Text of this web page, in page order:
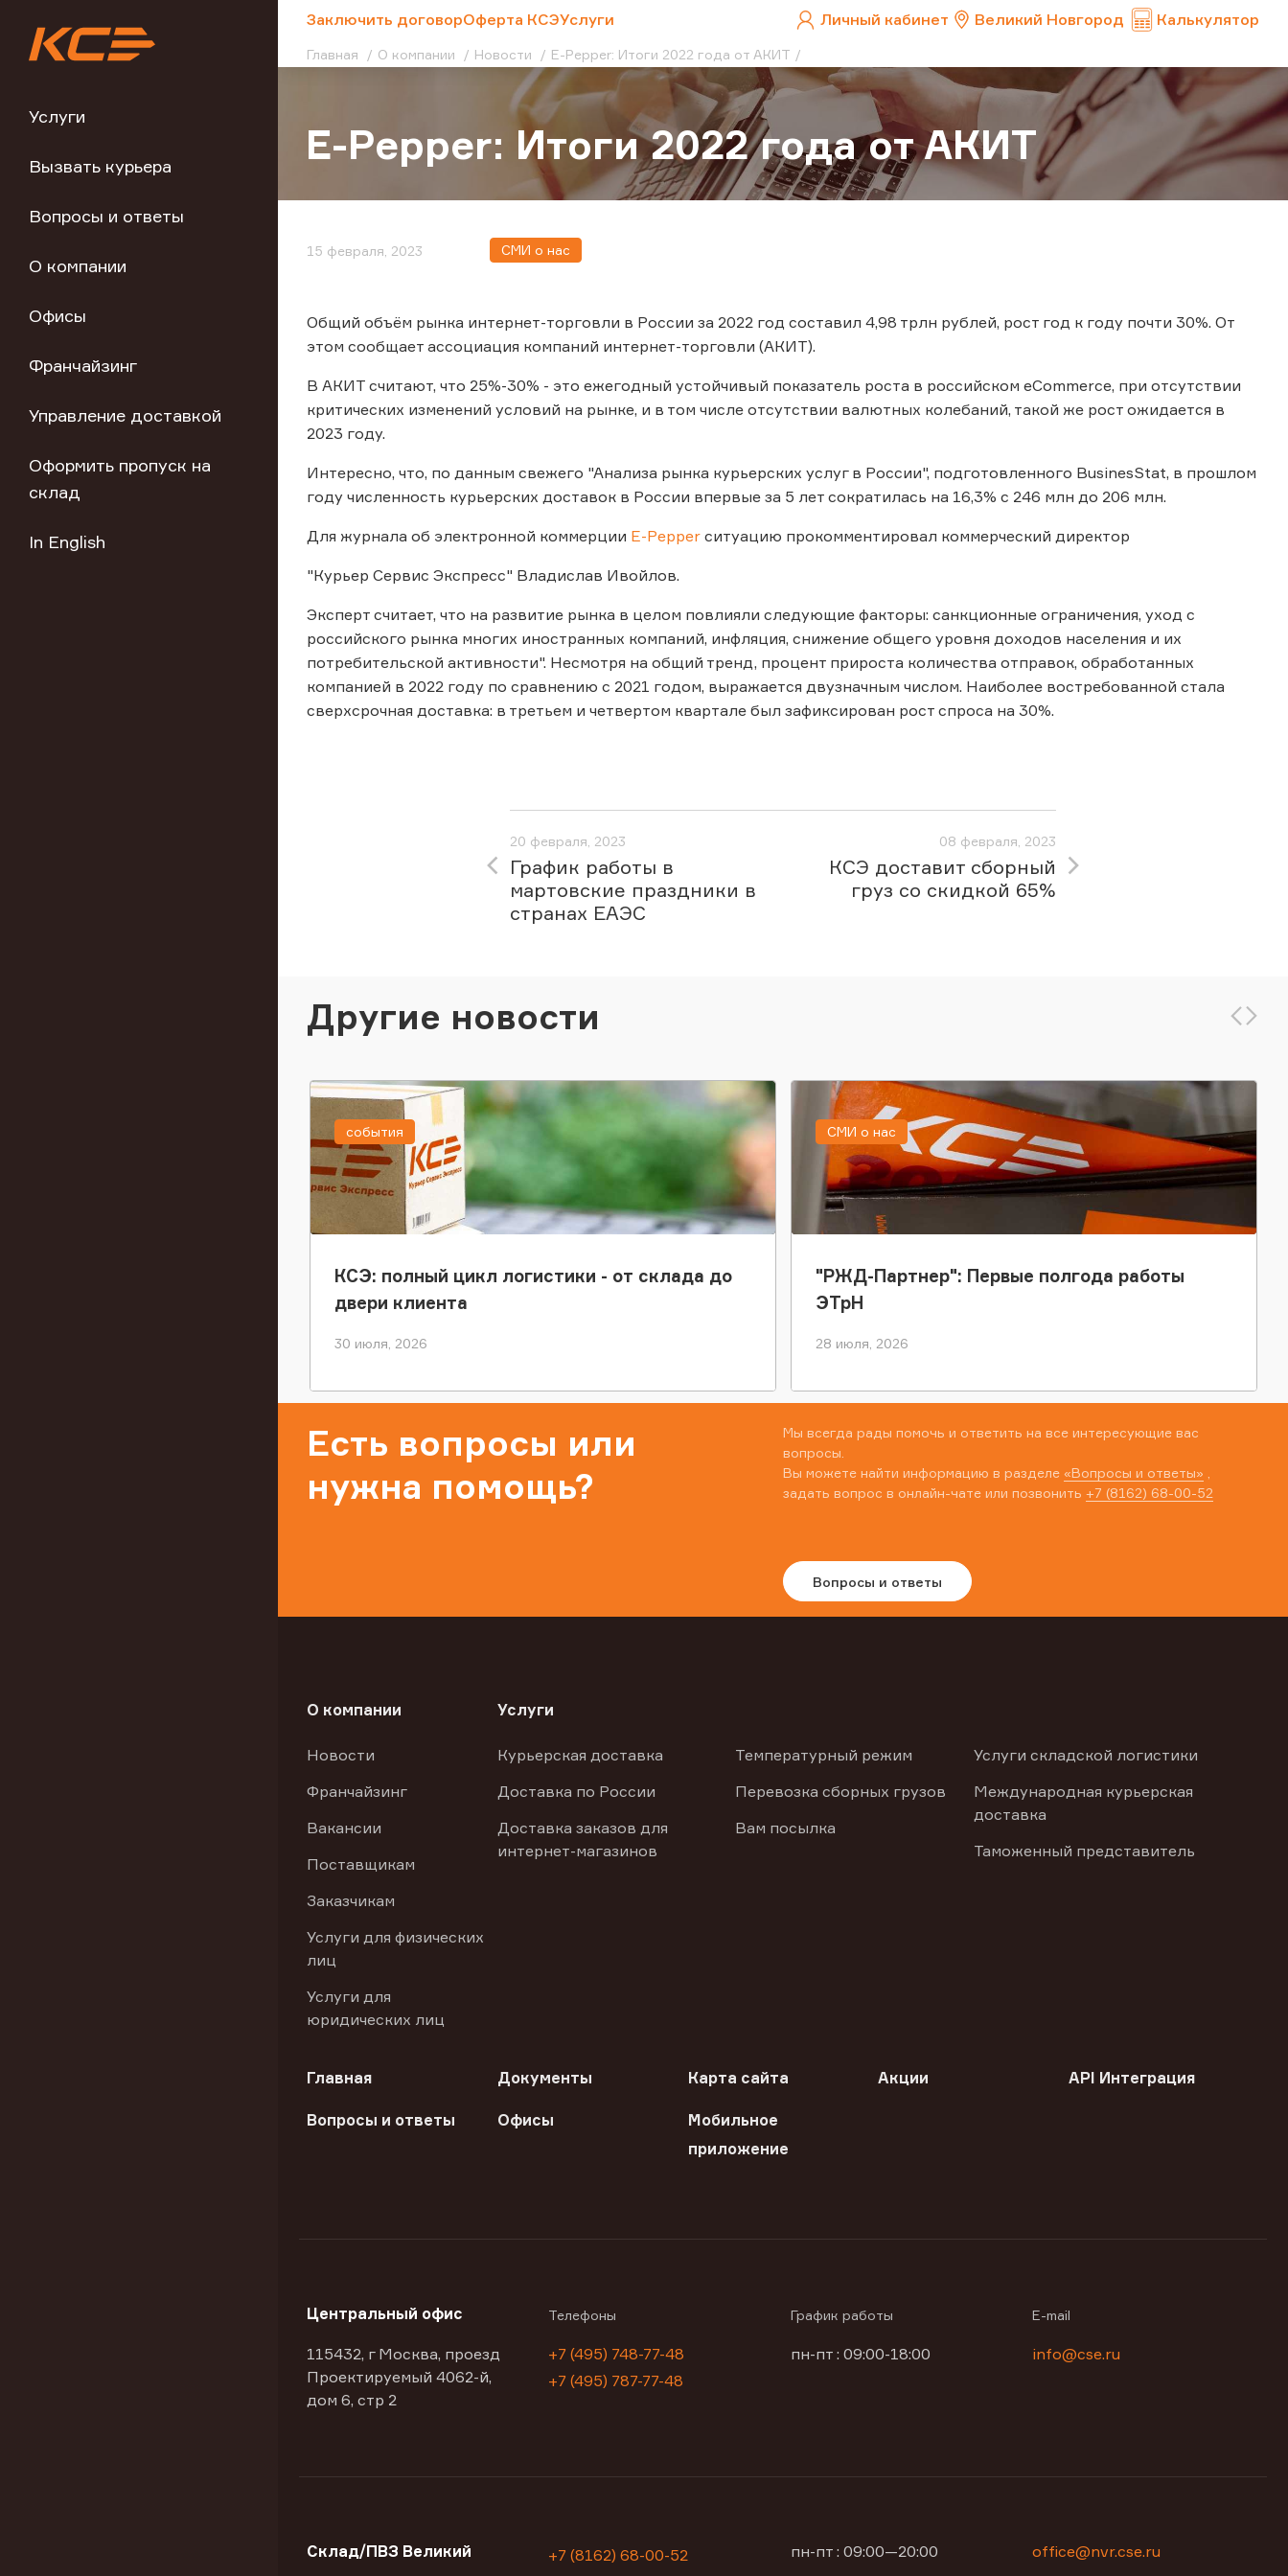
Услуги
Вызвать курьера
Вопросы и ответы
О компании
Офисы
Франчайзинг
Управление доставкой
Оформить пропуск на
склад
In English
Заключить договорОферта КСЭУслуги Личный кабинет Великий Новгород Калькулятор
Главная О компании Новости E-Pepper: Итоги 2022 года от АКИТ
E-Pepper: Итоги 2022 года от АКИТ
15 февраля, 2023 СМИ о нас
Общий объём рынка интернет-торговли в России за 2022 год составил 4,98 трлн рублей, рост год к году почти 30%. От
этом сообщает ассоциация компаний интернет-торговли (АКИТ).
В АКИТ считают, что 25%-30% - это ежегодный устойчивый показатель роста в российском eСommerce, при отсутствии
критических изменений условий на рынке, и в том числе отсутствии валютных колебаний, такой же рост ожидается в
2023 году.
Интересно, что, по данным свежего "Анализа рынка курьерских услуг в России", подготовленного BusinesStat, в прошлом
году численность курьерских доставок в России впервые за 5 лет сократилась на 16,3% с 246 млн до 206 млн.
Для журнала об электронной коммерции E-Pepper ситуацию прокомментировал коммерческий директор
"Курьер Сервис Экспресс" Владислав Ивойлов.
Эксперт считает, что на развитие рынка в целом повлияли следующие факторы: санкционные ограничения, уход с
российского рынка многих иностранных компаний, инфляция, снижение общего уровня доходов населения и их
потребительской активности". Несмотря на общий тренд, процент прироста количества отправок, обработанных
компанией в 2022 году по сравнению с 2021 годом, выражается двузначным числом. Наиболее востребованной стала
сверхсрочная доставка: в третьем и четвертом квартале был зафиксирован рост спроса на 30%.
20 февраля, 2023
График работы в
мартовские праздники в
странах ЕАЭС
08 февраля, 2023
КСЭ доставит сборный
груз со скидкой 65%
Другие новости
КСЭ: полный цикл логистики - от склада до
двери клиента
30 июля, 2026
события
"РЖД-Партнер": Первые полгода работы
ЭТрН
28 июля, 2026
СМИ о нас
Есть вопросы или
нужна помощь?
Мы всегда рады помочь и ответить на все интересующие вас
вопросы.
Вы можете найти информацию в разделе «Вопросы и ответы»
задать вопрос в онлайн-чате или позвонить +7 (8162) 68-00-52
Вопросы и ответы
О компании
Новости
Франчайзинг
Вакансии
Поставщикам
Заказчикам
Услуги для физических
лиц
Услуги для
юридических лиц
Услуги
Курьерская доставка
Доставка по России
Доставка заказов для
интернет-магазинов
Температурный режим
Перевозка сборных грузов
Вам посылка
Услуги складской логистики
Международная курьерская
доставка
Таможенный представитель
Главная Документы Карта сайта Акции API Интеграция
Вопросы и ответы Офисы
Мобильное
приложение
Центральный офис
115432, г Москва, проезд
Проектируемый 4062-й,
дом 6, стр 2
Телефоны
+7 (495) 748-77-48
+7 (495) 787-77-48
График работы
пн-пт : 09:00-18:00
E-mail
info@cse.ru
Склад/ПВЗ Великий
+7 (8162) 68-00-52
пн-пт : 09:00—20:00
office@nvr.cse.ru